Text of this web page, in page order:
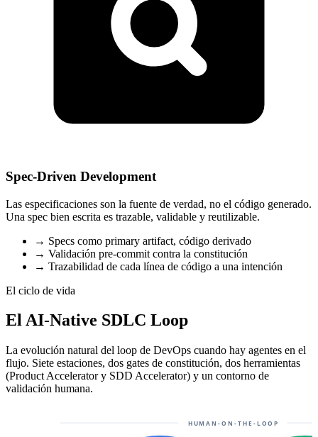
Spec-Driven Development
Las especificaciones son la fuente de verdad, no el código generado.
Una spec bien escrita es trazable, validable y reutilizable.
→ Specs como primary artifact, código derivado
→ Validación pre-commit contra la constitución
→ Trazabilidad de cada línea de código a una intención
El ciclo de vida
El AI-Native SDLC Loop
La evolución natural del loop de DevOps cuando hay agentes en el
flujo. Siete estaciones, dos gates de constitución, dos herramientas
(Product Accelerator y SDD Accelerator) y un contorno de
validación humana.
HUMAN-ON-THE-LOOP